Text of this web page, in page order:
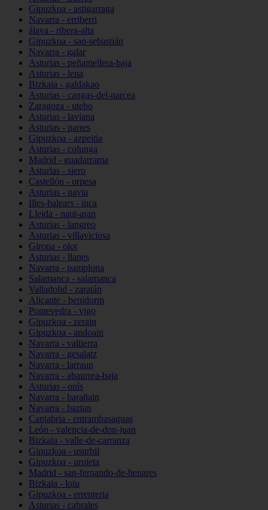
Gipuzkoa - astigarraga
Navarra - erriberri
álava - ribera-alta
Gipuzkoa - san-sebastián
Navarra - galar
Asturias - peñamellera-baja
Asturias - lena
Bizkaia - galdakao
Asturias - cangas-del-narcea
Zaragoza - utebo
Asturias - laviana
Asturias - parres
Gipuzkoa - azpeitia
Asturias - colunga
Madrid - guadarrama
Asturias - siero
Castellón - orpesa
Asturias - navia
Illes-balears - inca
Lleida - naut-aran
Asturias - langreo
Asturias - villaviciosa
Girona - olot
Asturias - llanes
Navarra - pamplona
Salamanca - salamanca
Valladolid - zaratán
Alicante - benidorm
Pontevedra - vigo
Gipuzkoa - zerain
Gipuzkoa - andoain
Navarra - valtierra
Navarra - gesalatz
Navarra - larraun
Navarra - abaurrea-baja
Asturias - onís
Navarra - barañain
Navarra - baztan
Cantabria - entrambasaguas
León - valencia-de-don-juan
Bizkaia - valle-de-carranza
Gipuzkoa - usurbil
Gipuzkoa - urnieta
Madrid - san-fernando-de-henares
Bizkaia - loiu
Gipuzkoa - errenteria
Asturias - cabrales